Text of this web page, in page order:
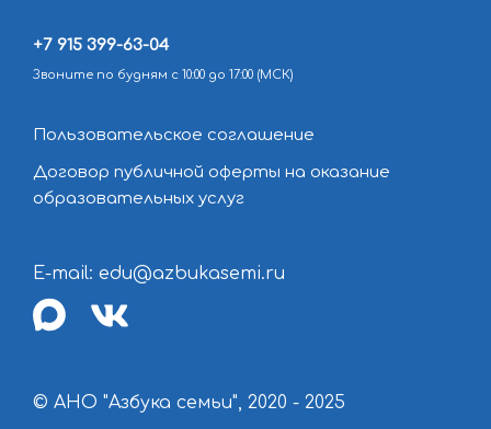
+7 915 399-63-04
Звоните по будням с 10:00 до 17:00 (МСК)
Пользовательское соглашение
Договор публичной оферты на оказание
образовательных услуг
E-mail: edu@azbukasemi.ru
max vk
© АНО "Азбука семьи", 2020 - 2025